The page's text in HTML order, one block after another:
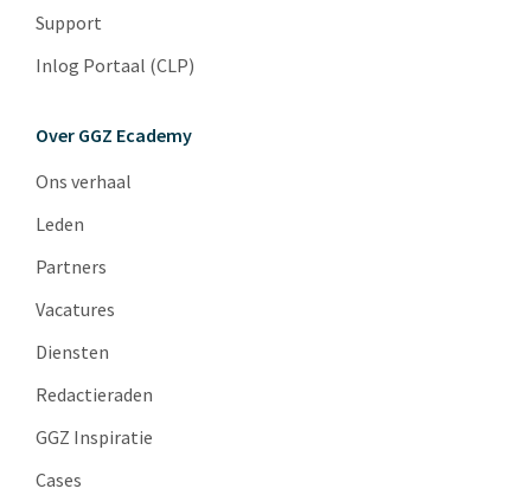
Support
Inlog Portaal (CLP)
Over GGZ Ecademy
Ons verhaal
Leden
Partners
Vacatures
Diensten
Redactieraden
GGZ Inspiratie
Cases